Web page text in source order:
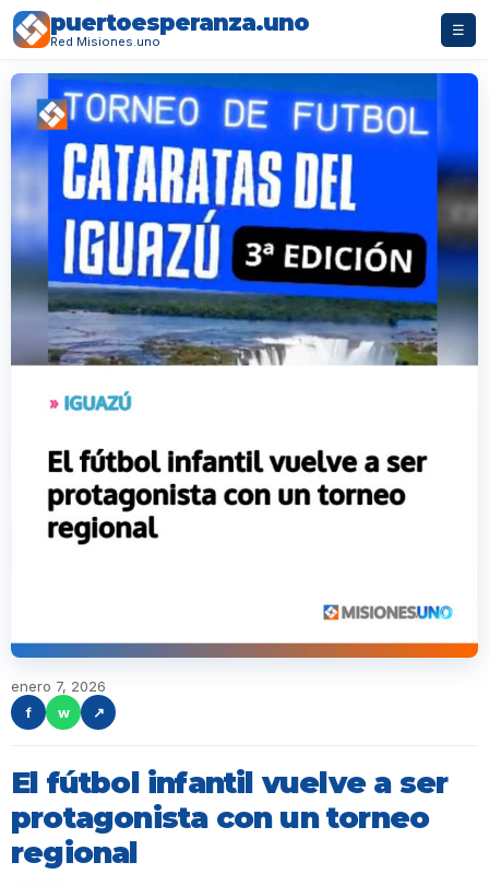
puertoesperanza.uno
Red Misiones.uno
☰
enero 7, 2026
f
w ↗
El fútbol infantil vuelve a ser
protagonista con un torneo
regional